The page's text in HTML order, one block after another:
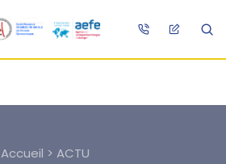
Accueil > ACTU